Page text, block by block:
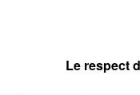
Le respect